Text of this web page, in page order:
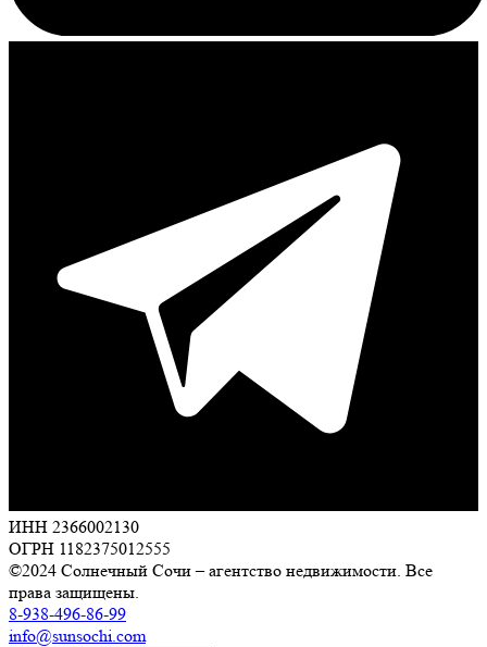
ИНН 2366002130
ОГРН 1182375012555
©2024 Солнечный Сочи – агентство недвижимости. Все
права защищены.
8-938-496-86-99
info@sunsochi.com